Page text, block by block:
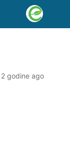
2 godine ago